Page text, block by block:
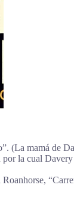
(La mamá de
la cual